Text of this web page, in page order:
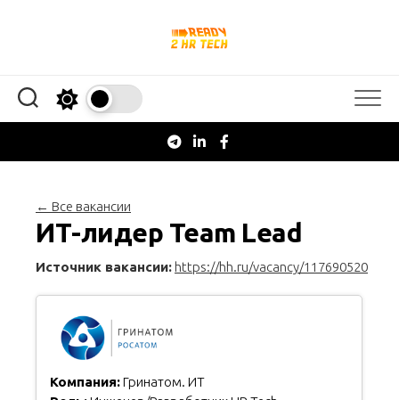
← Все вакансии
ИТ-лидер Team Lead
Источник вакансии: https://hh.ru/vacancy/117690520
Компания:Гринатом. ИТ